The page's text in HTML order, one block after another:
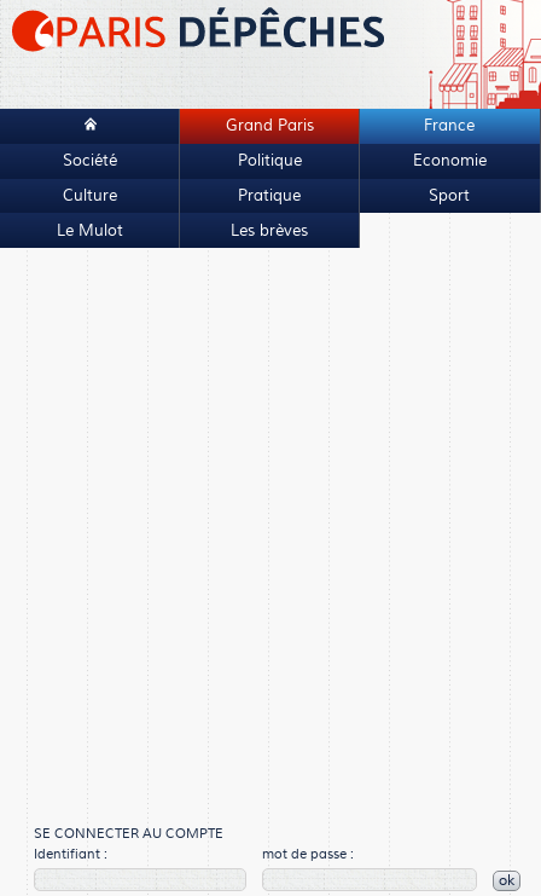
Grand Paris
France
Société
Politique
Economie
Culture
Pratique
Sport
Le Mulot
Les brèves
SE CONNECTER AU COMPTE
Identifiant :
mot de passe :
ok